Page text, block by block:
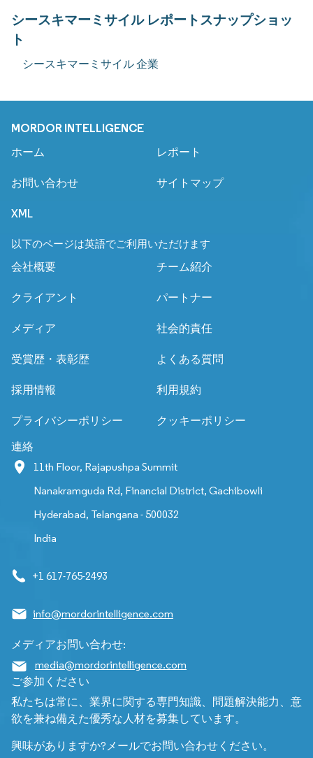
シースキマーミサイル レポートスナップショッ
ト
シースキマーミサイル 企業
MORDOR INTELLIGENCE
ホーム レポート
お問い合わせ サイトマップ
XML
以下のページは英語でご利用いただけます
会社概要
チーム紹介
クライアント パートナー
メディア 社会的責任
受賞歴・表彰歴 よくある質問
採用情報 利用規約
プライバシーポリシー クッキーポリシー
連絡
11th Floor, Rajapushpa Summit
Nanakramguda Rd, Financial District, Gachibowli
Hyderabad, Telangana - 500032
India
+1 617-765-2493
info@mordorintelligence.com
メディアお問い合わせ:
media@mordorintelligence.com
ご参加ください
私たちは常に、業界に関する専門知識、問題解決能力、意
欲を兼ね備えた優秀な人材を募集しています。
興味がありますか?メールでお問い合わせください。